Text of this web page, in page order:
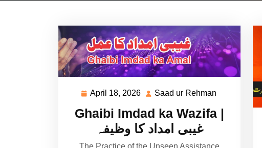
April 18, 2026 April
2026
Saad ur Rehman
Ghaibi Imdad ka Wazifa |
غیبی امداد کا وظیفہ
The Practice of the Unseen Assistance